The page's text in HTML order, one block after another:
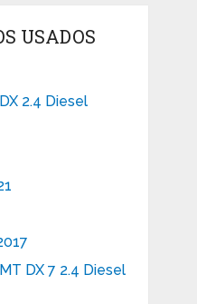
USADOS
2.4 Diesel
DX 7 2.4 Diesel